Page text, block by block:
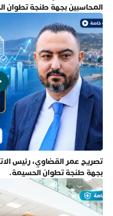
المحاسبين بجهة طنجة تطوان
تصريح عمر القضاوي، رئيس
بجهة طنجة تطوان الحسيمة.